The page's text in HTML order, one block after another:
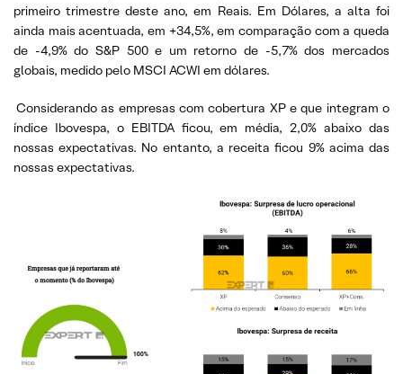
primeiro trimestre deste ano, em Reais. Em Dólares, a alta foi
ainda mais acentuada, em +34,5%, em comparação com a queda
de -4,9% do S&P 500 e um retorno de -5,7% dos mercados
globais, medido pelo MSCI ACWI em dólares.
Considerando as empresas com cobertura XP e que integram o
índice Ibovespa, o EBITDA ficou, em média, 2,0% abaixo das
nossas expectativas. No entanto, a receita ficou 9% acima das
nossas expectativas.